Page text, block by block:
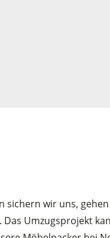
wir uns,
Umzugsprojekt